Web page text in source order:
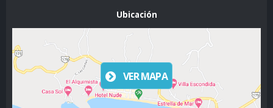
Ubicación
VER MAPA